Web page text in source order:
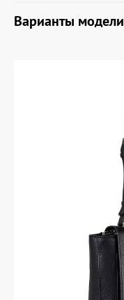
Варианты модели